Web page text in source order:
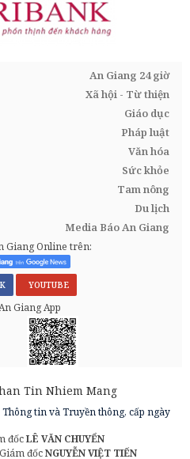
An Giang 24 giờ
Xã hội - Từ thiện
Giáo dục
Pháp luật
Văn hóa
Sức khỏe
Tam nông
Du lịch
Media Báo An Giang
Giang Online trên:
YOUTUBE
Giang App
Thông tin và Truyền thông, cấp ngày
đốcLÊ VĂN CHUYỂN
đốcNGUYỄN VIỆT TIẾN